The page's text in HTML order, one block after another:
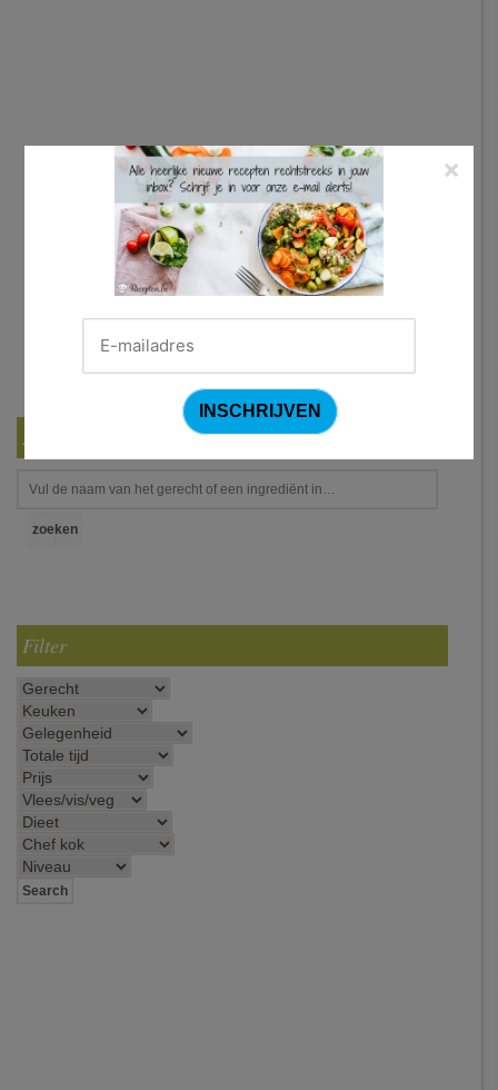
Zoek een recept
Filter
×